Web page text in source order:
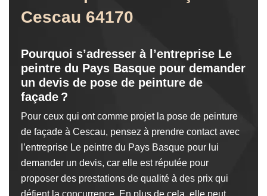
Cescau 64170
Pourquoi s’adresser à l’entreprise Le
peintre du Pays Basque pour demander
un devis de pose de peinture de
façade ?
Pour ceux qui ont comme projet la pose de peinture
de façade à Cescau, pensez à prendre contact avec
l’entreprise Le peintre du Pays Basque pour lui
demander un devis, car elle est réputée pour
proposer des prestations de qualité à des prix qui
défient la concurrence. En plus de cela, elle peut